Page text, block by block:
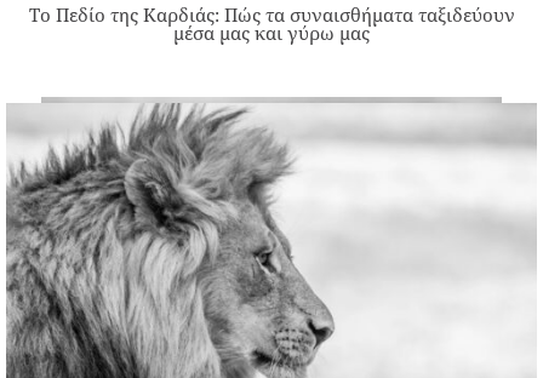
Το Πεδίο της Καρδιάς: Πώς τα συναισθήματα ταξιδεύουν
μέσα μας και γύρω μας